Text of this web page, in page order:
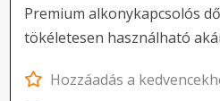
Premium alkonykapcsolós
tökéletesen használható
Hozzáadás a